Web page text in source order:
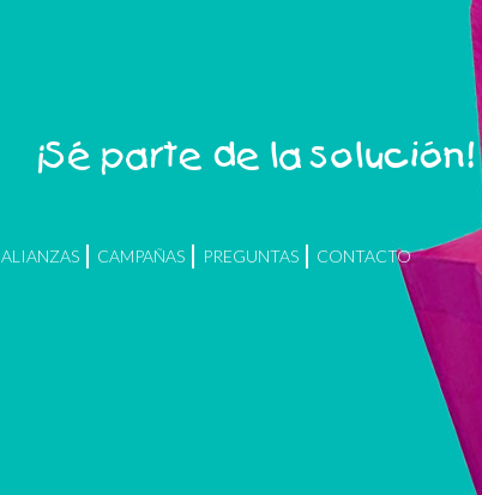
¡Sé parte de la solución!
ALIANZAS CAMPAÑAS PREGUNTAS CONTACTO